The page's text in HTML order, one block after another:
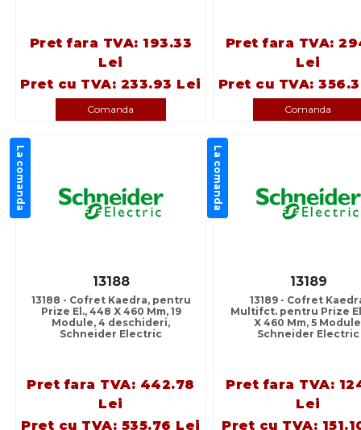
Pret fara TVA: 193.33
Lei
Pret cu TVA: 233.93 Lei
Comanda
Pret fara TVA:
Lei
Pret cu TVA:
Comanda
La comanda
13188
13188 - Cofret Kaedra, pentru
Prize El., 448 X 460 Mm, 19
Module, 4 deschideri,
Schneider Electric
Pret fara TVA: 442.78
Lei
Pret cu TVA: 535.76 Lei
La comanda
13189
13189 - Cofret
Multifct. pentru Prize
X 460 Mm, 5
Schneider Electric
Pret fara TVA:
Lei
Pret cu TVA: